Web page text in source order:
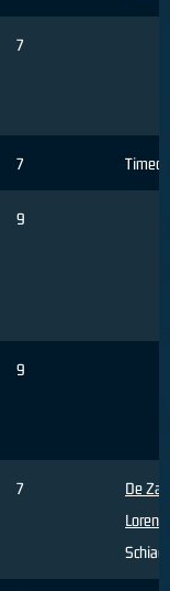
7
7
9
9
7
De